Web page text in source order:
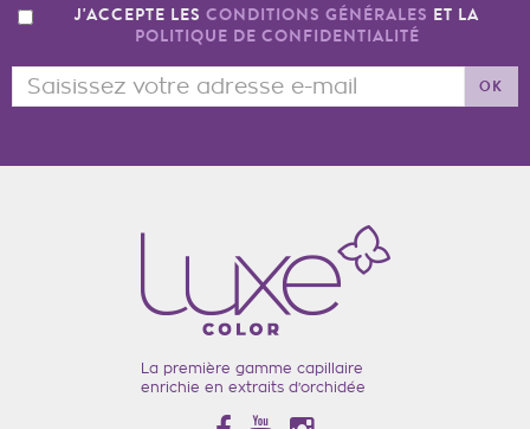
J'ACCEPTE LES CONDITIONS GÉNÉRALES ET LA
POLITIQUE DE CONFIDENTIALITÉ
OK
La première gamme capillaire
enrichie en extraits d'orchidée